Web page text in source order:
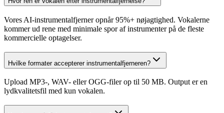
Vores AI-instrumentalfjerner opnår 95%+ nøjagtighed. Vokalerne
kommer ud rene med minimale spor af instrumenter på de fleste
kommercielle optagelser.
Hvilke formater accepterer instrumentalfjerneren?
Upload MP3-, WAV- eller OGG-filer op til 50 MB. Output er en
lydkvalitetsfil med kun vokalen.